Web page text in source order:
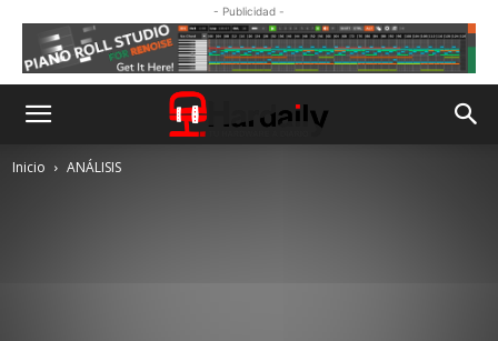
- Publicidad -
Inicio ANÁLISIS